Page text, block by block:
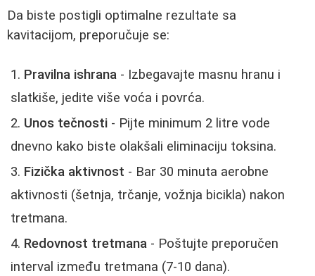
Da biste postigli optimalne rezultate sa
kavitacijom, preporučuje se:
Pravilna ishrana - Izbegavajte masnu hranu i
slatkiše, jedite više voća i povrća.
Unos tečnosti - Pijte minimum 2 litre vode
dnevno kako biste olakšali eliminaciju toksina.
Fizička aktivnost - Bar 30 minuta aerobne
aktivnosti (šetnja, trčanje, vožnja bicikla) nakon
tretmana.
Redovnost tretmana - Poštujte preporučen
interval između tretmana (7-10 dana).